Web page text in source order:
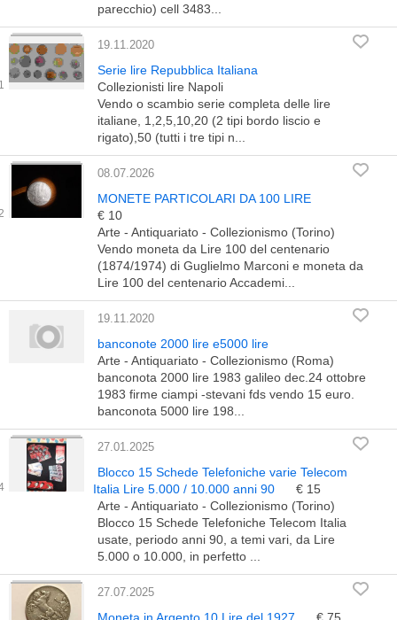
parecchio) cell 3483...
19.11.2020
Serie lire Repubblica Italiana
Collezionisti lire Napoli
Vendo o scambio serie completa delle lire
italiane, 1,2,5,10,20 (2 tipi bordo liscio e
rigato),50 (tutti i tre tipi n...
08.07.2026
MONETE PARTICOLARI DA 100 LIRE
€ 10
Arte - Antiquariato - Collezionismo (Torino)
Vendo moneta da Lire 100 del centenario
(1874/1974) di Guglielmo Marconi e moneta da
Lire 100 del centenario Accademi...
19.11.2020
banconote 2000 lire e5000 lire
Arte - Antiquariato - Collezionismo (Roma)
banconota 2000 lire 1983 galileo dec.24 ottobre
1983 firme ciampi -stevani fds vendo 15 euro.
banconota 5000 lire 198...
27.01.2025
Blocco 15 Schede Telefoniche varie Telecom
Italia Lire 5.000 / 10.000 anni 90
€ 15
Arte - Antiquariato - Collezionismo (Torino)
Blocco 15 Schede Telefoniche Telecom Italia
usate, periodo anni 90, a temi vari, da Lire
5.000 o 10.000, in perfetto ...
27.07.2025